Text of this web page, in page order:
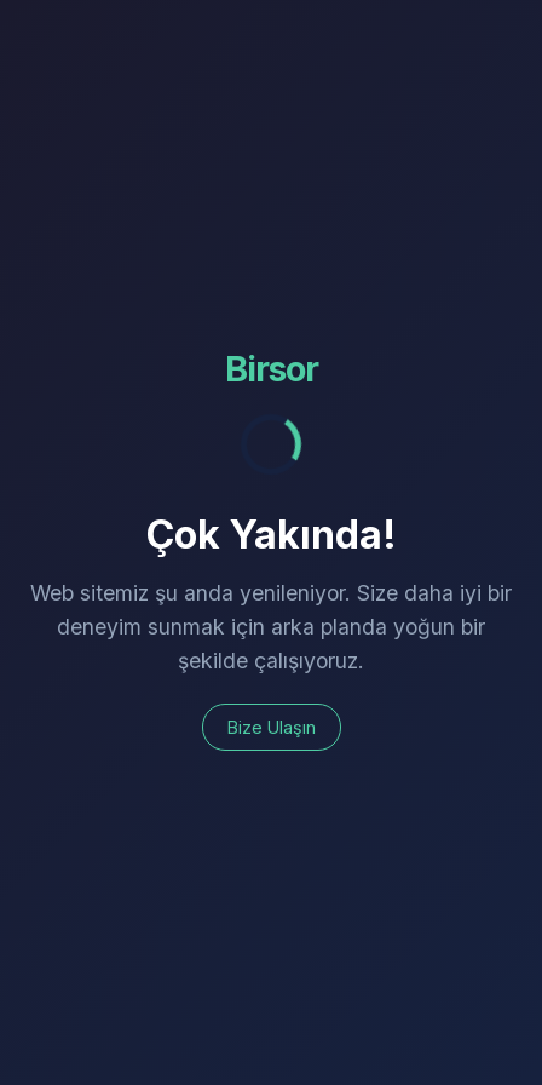
Birsor
Çok Yakında!
Web sitemiz şu anda yenileniyor. Size daha iyi bir
deneyim sunmak için arka planda yoğun bir
şekilde çalışıyoruz.
Bize Ulaşın